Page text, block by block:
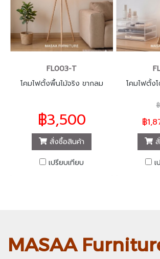
FL003-T
โคมไฟตั้งพื้นไม้จริง ขากลม
฿3,500
สั่งซื้อสินค้า
เปรียบเทียบ
โคมไฟตั้ง
฿
เ
MASAA